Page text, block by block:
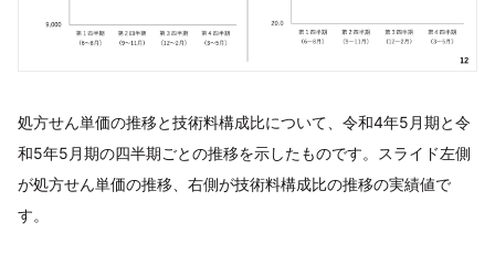
処方せん単価の推移と技術料構成比について、令和4年5月期と令
和5年5月期の四半期ごとの推移を示したものです。スライド左側
が処方せん単価の推移、右側が技術料構成比の推移の実績値で
す。